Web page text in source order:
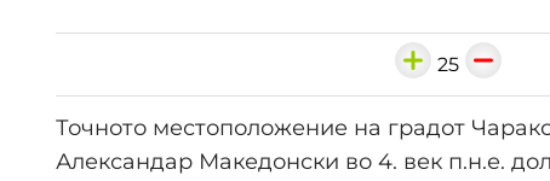
25
Точното местоположение на градот
Александар Македонски во 4. век п.н.е.